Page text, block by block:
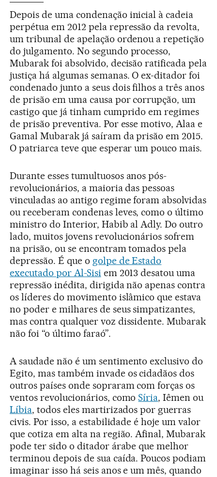
Depois de uma condenação inicial à cadeia
perpétua em 2012 pela repressão da revolta,
um tribunal de apelação ordenou a repetição
do julgamento. No segundo processo,
Mubarak foi absolvido, decisão ratificada pela
justiça há algumas semanas. O ex-ditador foi
condenado junto a seus dois filhos a três anos
de prisão em uma causa por corrupção, um
castigo que já tinham cumprido em regimes
de prisão preventiva. Por esse motivo, Alaa e
Gamal Mubarak já saíram da prisão em 2015.
O patriarca teve que esperar um pouco mais.
Durante esses tumultuosos anos pós-
revolucionários, a maioria das pessoas
vinculadas ao antigo regime foram absolvidas
ou receberam condenas leves, como o último
ministro do Interior, Habib al Adly. Do outro
lado, muitos jovens revolucionários sofrem
na prisão, ou se encontram tomados pela
depressão. É que o golpe de Estado
executado por Al-Sisi em 2013 desatou uma
repressão inédita, dirigida não apenas contra
os líderes do movimento islâmico que estava
no poder e milhares de seus simpatizantes,
mas contra qualquer voz dissidente. Mubarak
não foi “o último faraó”.
A saudade não é um sentimento exclusivo do
Egito, mas também invade os cidadãos dos
outros países onde sopraram com forças os
ventos revolucionários, comoSíria, Iêmen ou
Líbia, todos eles martirizados por guerras
civis. Por isso, a estabilidade é hoje um valor
que cotiza em alta na região. Afinal, Mubarak
pode ter sido o ditador árabe que melhor
terminou depois de sua caída. Poucos podiam
imaginar isso há seis anos e um mês, quando